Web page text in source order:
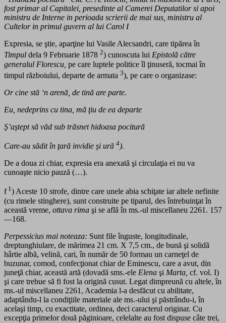
fost primar al Capitalei, presedinte al Camerei Deputatilor si apoi
ministru de Interne in perioada scrierii de mai sus, ministru al
Cultelor in primul guvern al lui Carol I
Expresia, se ştie, aparţine lui Vasile Alecsandri, care tipărea în
Timpul dela 9 Februarie 1878 2) cunoscuta lui Epistolă către
generalul Florescu, pe care luptele politice îl ţinuseră, tocmai în
timpul războiului, departe de armata 3), pe care o organizase:
Or cine stă ‘n arenă, de tină are parte.
Eu, nedeprins cu tina, mă ţiu de ea departe
Ş’aştept să văd sub trăsnet hidoasa pocitură
Care-au sădit în ţară invidie şi ură 4).
De a doua zi chiar, expresia era anexată şi circulaţia ei nu va
cunoaşte nicio pauză (…).
f1) Aceste 10 strofe, dintre care unele abia schiţate iar altele nefinite
(cu rimele stinghere), sunt construite pe tiparul, des întrebuinţat în
această vreme, ottava rima şi se află în ms.-ul miscellaneu 2261. 157
—168.
Perpessicius mai noteaza: Sunt file înguste, longitudinale,
dreptunghiulare, de mărimea 21 cm. X 7,5 cm., de bună şi solidă
hârtie albă, velină, cari, în număr de 50 formau un carneţel de
buzunar, comod, confecţionat chiar de Eminescu, care a avut, din
juneţă chiar, această artă (dovadă sms.-ele Elena şi Marta, cf. vol. I)
şi care trebue să fi fost la origină cusut. Legat dimpreună cu altele, în
ms.-ul miscellaneu 2261, Academia l-a desfăcut cu abilitate,
adaptându-l la condiţiile materiale ale ms.-ului şi păstrându-i, în
acelaşi timp, cu exactitate, ordinea, deci caracterul originar. Cu
excepţia primelor două păginioare, celelalte au fost dispuse câte trei,